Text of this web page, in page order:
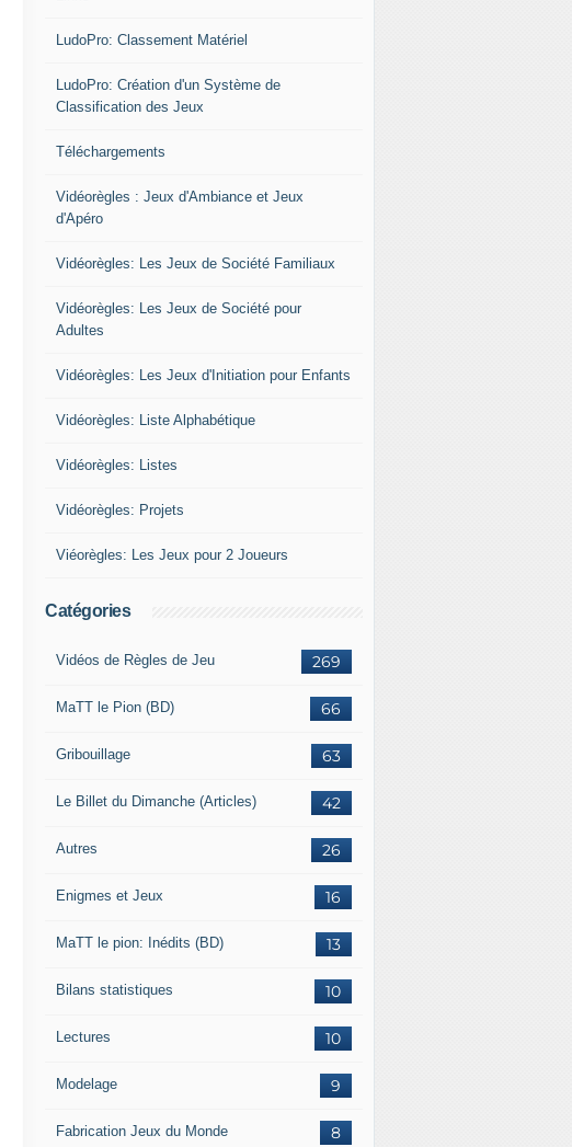
LudoPro: Classement Matériel
LudoPro: Création d'un Système de
Classification des Jeux
Téléchargements
Vidéorègles : Jeux d'Ambiance et Jeux
d'Apéro
Vidéorègles: Les Jeux de Société Familiaux
Vidéorègles: Les Jeux de Société pour
Adultes
Vidéorègles: Les Jeux d'Initiation pour Enfants
Vidéorègles: Liste Alphabétique
Vidéorègles: Listes
Vidéorègles: Projets
Viéorègles: Les Jeux pour 2 Joueurs
Catégories
269
Vidéos de Règles de Jeu
66
MaTT le Pion (BD)
63
Gribouillage
42
Le Billet du Dimanche (Articles)
26
Autres
16
Enigmes et Jeux
13
MaTT le pion: Inédits (BD)
10
Bilans statistiques
10
Lectures
9
Modelage
8
Fabrication Jeux du Monde